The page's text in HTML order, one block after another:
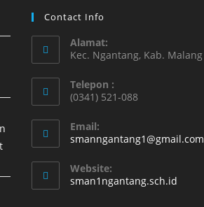
Contact Info
Alamat:
Kec. Ngantang, Kab. Malang
Telepon :
(0341) 521-088
Email:
smanngantang1@gmail.com
Website:
sman1ngantang.sch.id